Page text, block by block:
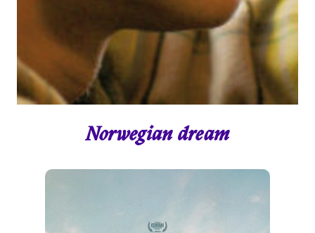
Norwegian dream